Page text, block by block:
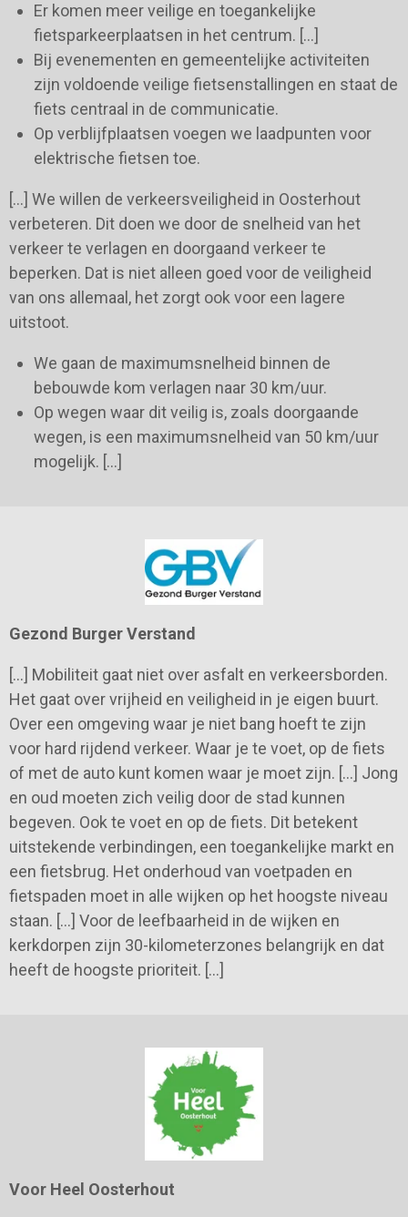
Er komen meer veilige en toegankelijke
fietsparkeerplaatsen in het centrum. […]
Bij evenementen en gemeentelijke activiteiten
zijn voldoende veilige fietsenstallingen en staat de
fiets centraal in de communicatie.
Op verblijfplaatsen voegen we laadpunten voor
elektrische fietsen toe.
[…] We willen de verkeersveiligheid in Oosterhout
verbeteren. Dit doen we door de snelheid van het
verkeer te verlagen en doorgaand verkeer te
beperken. Dat is niet alleen goed voor de veiligheid
van ons allemaal, het zorgt ook voor een lagere
uitstoot.
We gaan de maximumsnelheid binnen de
bebouwde kom verlagen naar 30 km/uur.
Op wegen waar dit veilig is, zoals doorgaande
wegen, is een maximumsnelheid van 50 km/uur
mogelijk. […]
Gezond Burger Verstand
[…] Mobiliteit gaat niet over asfalt en verkeersborden.
Het gaat over vrijheid en veiligheid in je eigen buurt.
Over een omgeving waar je niet bang hoeft te zijn
voor hard rijdend verkeer. Waar je te voet, op de fiets
of met de auto kunt komen waar je moet zijn. […] Jong
en oud moeten zich veilig door de stad kunnen
begeven. Ook te voet en op de fiets. Dit betekent
uitstekende verbindingen, een toegankelijke markt en
een fietsbrug. Het onderhoud van voetpaden en
fietspaden moet in alle wijken op het hoogste niveau
staan. […] Voor de leefbaarheid in de wijken en
kerkdorpen zijn 30-kilometerzones belangrijk en dat
heeft de hoogste prioriteit. […]
Voor Heel Oosterhout